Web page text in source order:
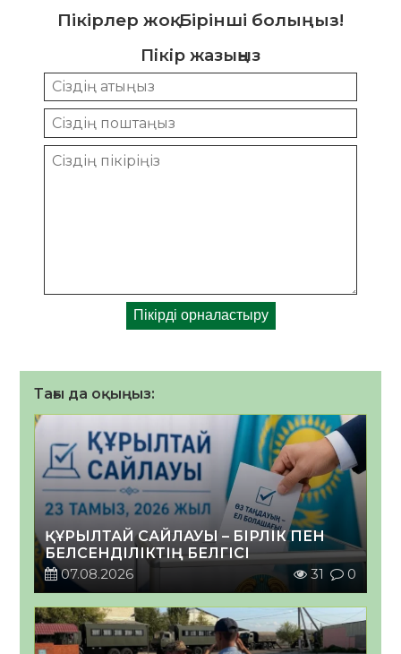
Пікірлер жоқ. Бірінші болыңыз!
Пікір жазыңыз
Тағы да оқыңыз:
ҚҰРЫЛТАЙ САЙЛАУЫ – БІРЛІК ПЕН
БЕЛСЕНДІЛІКТІҢ БЕЛГІСІ
07.08.2026
31 0